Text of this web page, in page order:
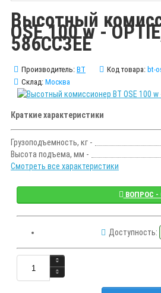
Высотный
OSE 100 w -
586CC3EE
Производитель: BT Код товара: bt-
Склад: Москва
Краткие характеристики
Грузоподъемность, кг -
Высота подъема, мм -
Смотреть все характеристики
ВОПРОС -
Доступность: